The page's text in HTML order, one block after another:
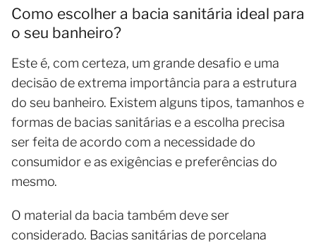
Como escolher a bacia sanitária ideal para
o seu banheiro?
Este é, com certeza, um grande desafio e uma
decisão de extrema importância para a estrutura
do seu banheiro. Existem alguns tipos, tamanhos e
formas de bacias sanitárias e a escolha precisa
ser feita de acordo com a necessidade do
consumidor e as exigências e preferências do
mesmo.
O material da bacia também deve ser
considerado. Bacias sanitárias de porcelana